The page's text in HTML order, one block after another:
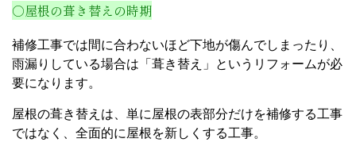
○屋根の葺き替えの時期
補修工事では間に合わないほど下地が傷んでしまったり、
雨漏りしている場合は「葺き替え」というリフォームが必
要になります。
屋根の葺き替えは、単に屋根の表部分だけを補修する工事
ではなく、全面的に屋根を新しくする工事。